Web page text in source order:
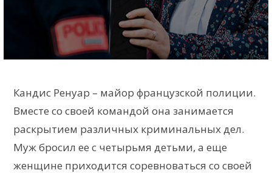
Кандис Ренуар – майор французской полиции.
Вместе со своей командой она занимается
раскрытием различных криминальных дел.
Муж бросил ее с четырьмя детьми, а еще
женщине приходится соревноваться со своей